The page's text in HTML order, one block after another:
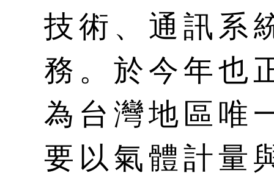
技術、通訊系
務。於今年也
為台灣地區唯
要以氣體計量